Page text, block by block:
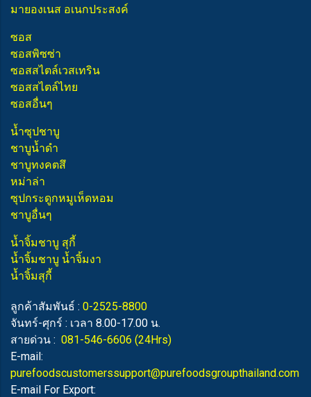
มายองเนส อเนกประสงค์
ซอส
ซอสพิซซ่า
ซอสสไตล์เวสเทริน
ซอสสไตล์ไทย
ซอสอื่นๆ
น้ำซุปชาบู
ชาบูน้ำดำ
ชาบูทงคตสึ
หม่าล่า
ซุปกระดูกหมูเห็ดหอม
ชาบูอื่นๆ
น้ำจิ้มชาบู สุกี้
น้ำจิ้มชาบู น้ำจิ้มงา
น้ำจิ้มสุกี้
ลูกค้าสัมพันธ์ : 0-2525-8800
จันทร์-ศุกร์ : เวลา 8.00-17.00 น.
สายด่วน : 081-546-6606 (24Hrs)
E-mail:
purefoodscustomerssupport@purefoodsgroupthailand.com
E-mail For Export: